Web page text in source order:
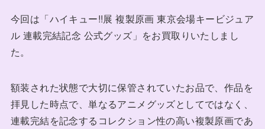
今回は「ハイキュー!!展 複製原画 東京会場キービジュア
ル 連載完結記念 公式グッズ」をお買取りいたしまし
た。
額装された状態で大切に保管されていたお品で、作品を
拝見した時点で、単なるアニメグッズとしてではなく、
連載完結を記念するコレクション性の高い複製原画であ